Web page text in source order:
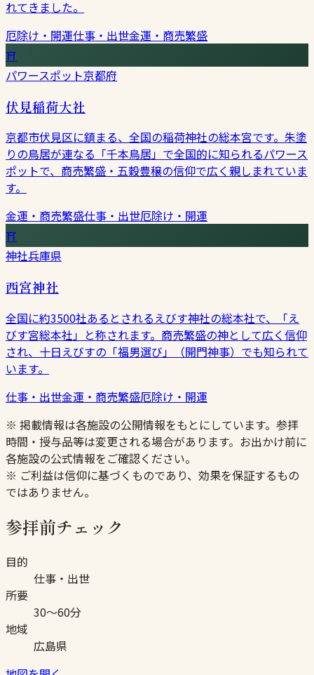
れてきました。
厄除け・開運仕事・出世金運・商売繁盛
⛩
パワースポット京都府
伏見稲荷大社
京都市伏見区に鎮まる、全国の稲荷神社の総本宮です。朱塗
りの鳥居が連なる「千本鳥居」で全国的に知られるパワース
ポットで、商売繁盛・五穀豊穣の信仰で広く親しまれていま
す。
金運・商売繁盛仕事・出世厄除け・開運
⛩
神社兵庫県
西宮神社
全国に約3500社あるとされるえびす神社の総本社で、「え
びす宮総本社」と称されます。商売繁盛の神として広く信仰
され、十日えびすの「福男選び」（開門神事）でも知られて
います。
仕事・出世金運・商売繁盛厄除け・開運
※ 掲載情報は各施設の公開情報をもとにしています。参拝
時間・授与品等は変更される場合があります。お出かけ前に
各施設の公式情報をご確認ください。
※ ご利益は信仰に基づくものであり、効果を保証するもの
ではありません。
参拝前チェック
目的
仕事・出世
所要
30〜60分
地域
広島県